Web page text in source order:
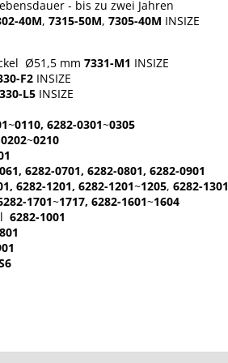
- bis zu zwei Jahren
40M, 7315-50M, 7305-40M INSIZE
Ø51,5 mm 7331-M1 INSIZE
F2 INSIZE
L5 INSIZE
~0110, 6282-0301~0305
~0210
6282-0701, 6282-0801, 6282-0901
6282-1201, 6282-1201~1205, 6282-1301
1701~1717, 6282-1601~1604
6282-1001